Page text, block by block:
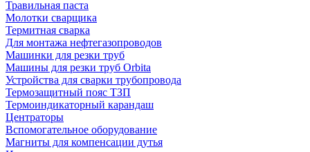
Травильная паста
Молотки сварщика
Термитная сварка
Для монтажа нефтегазопроводов
Машинки для резки труб
Машины для резки труб Orbita
Устройства для сварки трубопровода
Термозащитный пояс ТЗП
Термоиндикаторный карандаш
Центраторы
Вспомогательное оборудование
Магниты для компенсации дутья